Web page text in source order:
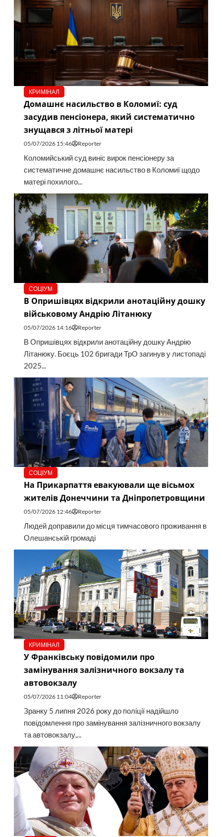
КРИМІНАЛ
Домашнє насильство в Коломиї: суд
засудив пенсіонера, який систематично
знущався з літньої матері
05/07/2026 15:46 Reporter
Коломийський суд виніс вирок пенсіонеру за
систематичне домашнє насильство в Коломиї щодо
матері похилого...
СОЦІУМ
В Опришівцях відкрили анотаційну дошку
військовому Андрію Літанюку
05/07/2026 14:16 Reporter
В Опришівцях відкрили анотаційну дошку Андрію
Літанюку. Боєць 102 бригади ТрО загинув у листопаді
2025...
СОЦІУМ
На Прикарпаття евакуювали ще вісьмох
жителів Донеччини та Дніпропетровщини
05/07/2026 12:46 Reporter
Людей доправили до місця тимчасового проживання в
Олешанській громаді
КРИМІНАЛ
У Франківську повідомили про
замінування залізничного вокзалу та
автовокзалу
05/07/2026 11:04 Reporter
Зранку 5 липня 2026 року до поліції надійшло
повідомлення про замінування залізничного вокзалу
та автовокзалу,...